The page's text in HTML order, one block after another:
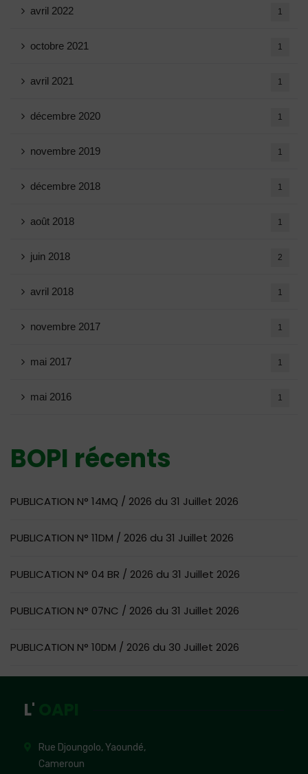
avril 2022 1
octobre 2021 1
avril 2021 1
décembre 2020 1
novembre 2019 1
décembre 2018 1
août 2018 1
juin 2018 2
avril 2018 1
novembre 2017 1
mai 2017 1
mai 2016 1
BOPI récents
PUBLICATION N° 14MQ / 2026 du 31 Juillet 2026
PUBLICATION N° 11DM / 2026 du 31 Juillet 2026
PUBLICATION N° 04 BR / 2026 du 31 Juillet 2026
PUBLICATION N° 07NC / 2026 du 31 Juillet 2026
PUBLICATION N° 10DM / 2026 du 30 Juillet 2026
L'
Rue Djoungolo, Yaoundé,
Cameroun